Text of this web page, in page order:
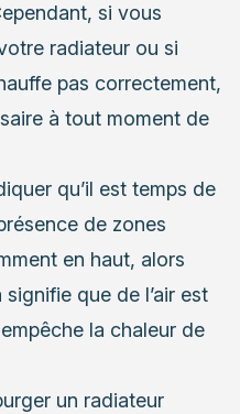
si vous
radiateur ou si
pas correctement,
à tout moment de
qu’il est temps de
de zones
en haut, alors
que de l’air est
la chaleur de
un radiateur